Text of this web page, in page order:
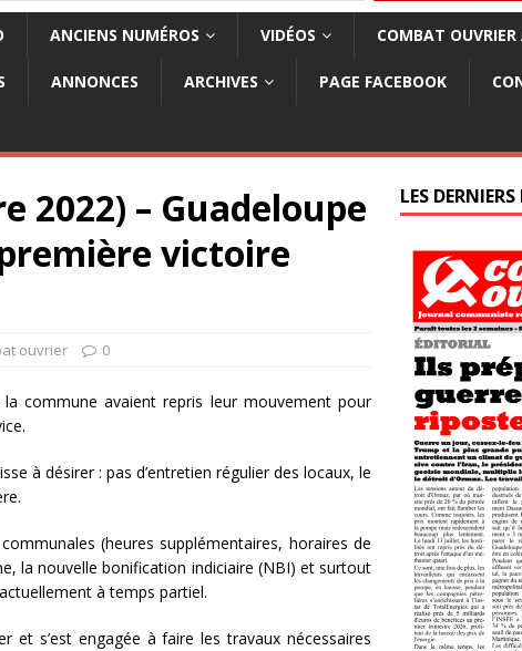
ANCIENS NUMÉROS VIDÉOS COMBAT
ANNONCES ARCHIVES PAGE FACEBOOK
2022) – Guadeloupe
victoire
ouvrier 0
commune avaient repris leur mouvement pour
à désirer : pas d’entretien régulier des locaux, le
(heures supplémentaires, horaires de
la nouvelle bonification indiciaire (NBI) et surtout
à temps partiel.
s’est engagée à faire les travaux nécessaires
LES